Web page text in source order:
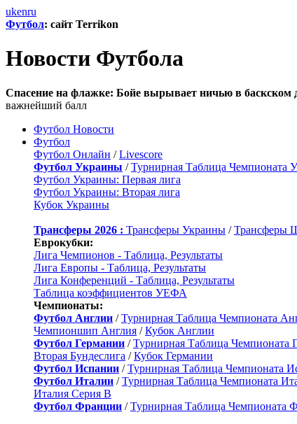
ukenru
Футбол: сайт Terrikon
Новости Футбола
Спасение на флажке: Бойе вырывает ничью в баскском
важнейший балл
Футбол Новости
Футбол
Футбол Онлайн /Livescore
Футбол Украины /Турнирная Таблица Чемпионата
Футбол Украины: Первая лига
Футбол Украины: Вторая лига
Кубок Украины
Трансферы 2026 : Трансферы Украины /Трансферы
Еврокубки:
Лига Чемпионов - Таблица, Результаты
Лига Европы - Таблица, Результаты
Лига Конференций - Таблица, Результаты
Таблица коэффициентов УЕФА
Чемпионаты:
Футбол Англии /Турнирная Таблица Чемпионата
Чемпионшип Англия /Кубок Англии
Футбол Германии /Турнирная Таблица Чемпионата
Вторая Бундеслига /Кубок Германии
Футбол Испании /Турнирная Таблица Чемпионата
Футбол Италии /Турнирная Таблица Чемпионата
Италия Серия B
Футбол Франции /Турнирная Таблица Чемпионата